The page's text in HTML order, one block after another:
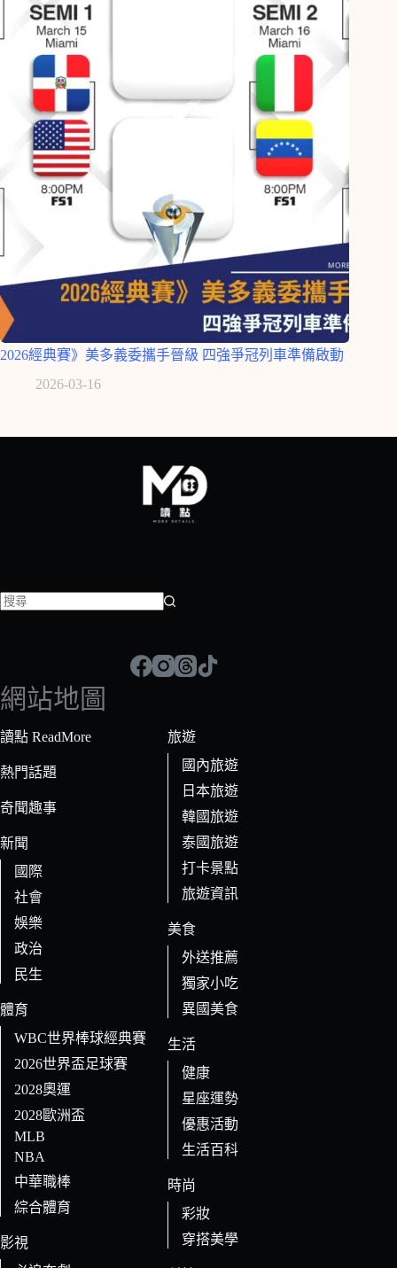
2026經典賽》美多義委攜手晉級 四強爭冠列車準備啟動
2026-03-16
符
合
條
的
果
網站地圖
讀點 ReadMore
熱門話題
奇聞趣事
新聞
國際
社會
娛樂
政治
民生
體育
WBC世界棒球經典賽
2026世界盃足球賽
2028奧運
2028歐洲盃
MLB
NBA
中華職棒
綜合體育
影視
旅遊
國內旅遊
日本旅遊
韓國旅遊
泰國旅遊
打卡景點
旅遊資訊
美食
外送推薦
獨家小吃
異國美食
生活
健康
星座運勢
優惠活動
生活百科
時尚
彩妝
穿搭美學